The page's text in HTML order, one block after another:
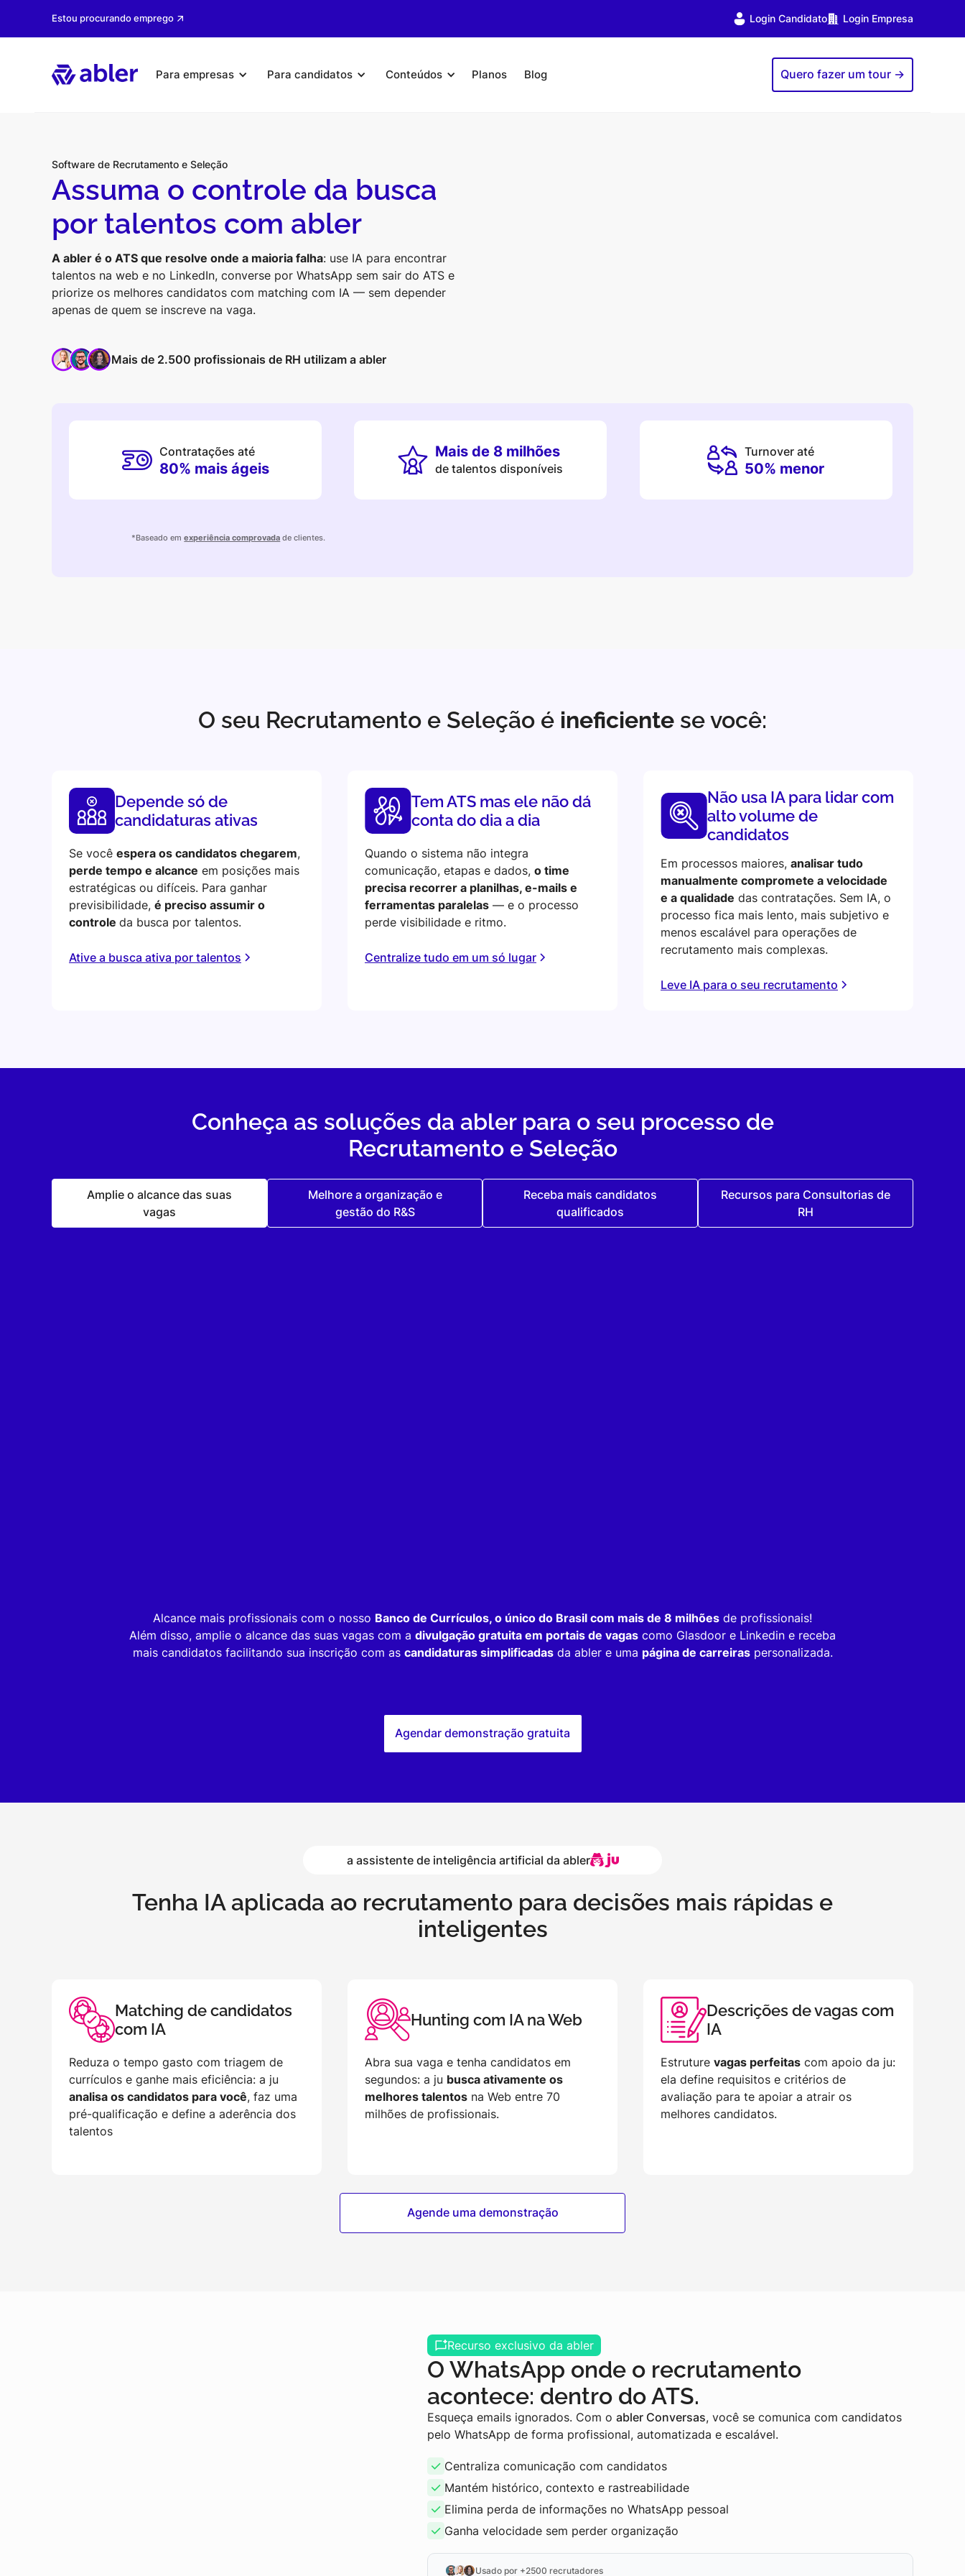
Estou procurando emprego Login Candidato Login Empresa
Para empresas Para candidatos Conteúdos Planos Blog Quero fazer um tour ->
Software de Recrutamento e Seleção
Assuma o controle da busca
por talentos com abler
A abler é o ATS que resolve onde a maioria falha: use IA para encontrar
talentos na web e no LinkedIn, converse por WhatsApp sem sair do ATS e
priorize os melhores candidatos com matching com IA — sem depender
apenas de quem se inscreve na vaga.
Mais de 2.500 profissionais de RH utilizam a abler
Contratações até
80% mais ágeis
Mais de 8 milhões
de talentos disponíveis
Turnover até
50% menor
*Baseado emexperiência comprovada de clientes.
O seu Recrutamento e Seleção é ineficiente se você:
Depende só de
candidaturas ativas
Se você espera os candidatos chegarem,
perde tempo e alcance em posições mais
estratégicas ou difíceis. Para ganhar
previsibilidade, é preciso assumir o
controle da busca por talentos.
Ative a busca ativa por talentos
Tem ATS mas ele não dá
conta do dia a dia
Quando o sistema não integra
comunicação, etapas e dados, o time
precisa recorrer a planilhas, e-mails e
ferramentas paralelas — e o processo
perde visibilidade e ritmo.
Centralize tudo em um só lugar
Não usa IA para lidar com
alto volume de
candidatos
Em processos maiores, analisar tudo
manualmente compromete a velocidade
e a qualidade das contratações. Sem IA, o
processo fica mais lento, mais subjetivo e
menos escalável para operações de
recrutamento mais complexas.
Leve IA para o seu recrutamento
Conheça as soluções da abler para o seu processo de
Recrutamento e Seleção
Amplie o alcance das suas
vagas
Melhore a organização e
gestão do R&S
Receba mais candidatos
qualificados
Recursos para Consultorias de
RH
Alcance mais profissionais com o nosso Banco de Currículos, o único do Brasil com mais de 8 milhões de profissionais!
Além disso, amplie o alcance das suas vagas com a divulgação gratuita em portais de vagas como Glasdoor e Linkedin e receba
mais candidatos facilitando sua inscrição com as candidaturas simplificadasda abler e uma página de carreiraspersonalizada.
Agendar demonstração gratuita
a assistente de inteligência artificial da abler
Tenha IA aplicada ao recrutamento para decisões mais rápidas e
inteligentes
Matching de candidatos
com IA
Reduza o tempo gasto com triagem de
currículos e ganhe mais eficiência: a ju
analisa os candidatos para você, faz uma
pré-qualificação e define a aderência dos
talentos
Hunting com IA na Web
Abra sua vaga e tenha candidatos em
segundos: a ju busca ativamente os
melhores talentos na Web entre 70
milhões de profissionais.
Descrições de vagas com
IA
Estruture vagas perfeitas com apoio da ju:
ela define requisitos e critérios de
avaliação para te apoiar a atrair os
melhores candidatos.
Agende uma demonstração
Recurso exclusivo da abler
O WhatsApp onde o recrutamento
acontece: dentro do ATS.
Esqueça emails ignorados. Com oabler Conversas, você se comunica com candidatos
pelo WhatsApp de forma profissional, automatizada e escalável.
Centraliza comunicação com candidatos
Mantém histórico, contexto e rastreabilidade
Elimina perda de informações no WhatsApp pessoal
Ganha velocidade sem perder organização
Usado por +2500 recrutadores